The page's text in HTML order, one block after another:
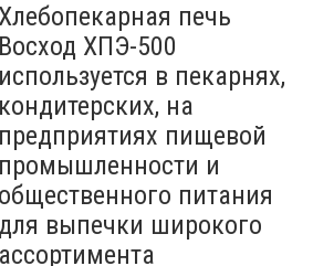
Хлебопекарная печь
Восход ХПЭ-500
используется в пекарнях,
кондитерских, на
предприятиях пищевой
промышленности и
общественного питания
для выпечки широкого
ассортимента